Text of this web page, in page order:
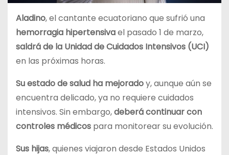
Aladino, el cantante ecuatoriano que sufrió una
hemorragia hipertensivael pasado 1 de marzo,
saldrá de la Unidad de Cuidados Intensivos (UCI)
en las próximas horas.
Su estado de salud ha mejoradoy, aunque aún se
encuentra delicado, ya no requiere cuidados
intensivos. Sin embargo,deberá continuar con
controles médicos para monitorear su evolución.
Sus hijas, quienes viajaron desde Estados Unidos